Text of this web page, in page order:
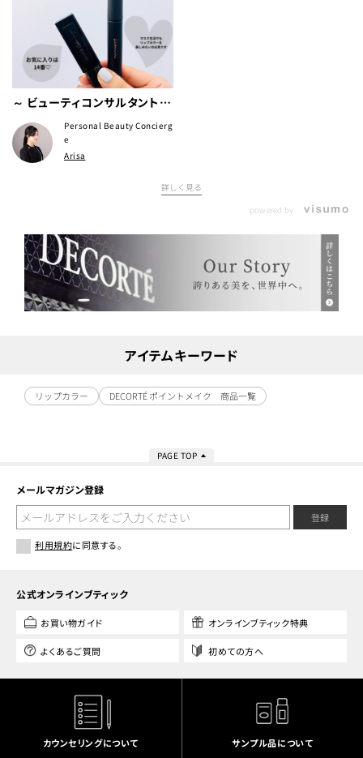
～ ビューティコンサルタントが
お勧めする、お気に入りリップ
を長持ちさせるアイテム！～
Personal Beauty Concierg
e
Arisa
詳しく見る
powered by
アイテムキーワード
リップカラー DECORTÉ ポイントメイク 商品一覧
PAGE TOP
メールマガジン登録
登録
利用規約に同意する。
公式オンラインブティック
お買い物ガイド オンラインブティック特典
よくあるご質問 初めての方へ
カウンセリングについて
サンプル品について